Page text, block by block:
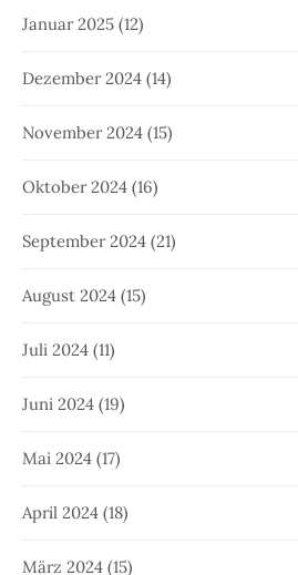
Januar 2025 (12)
Dezember 2024 (14)
November 2024 (15)
Oktober 2024 (16)
September 2024 (21)
August 2024 (15)
Juli 2024 (11)
Juni 2024 (19)
Mai 2024 (17)
April 2024 (18)
März 2024 (15)